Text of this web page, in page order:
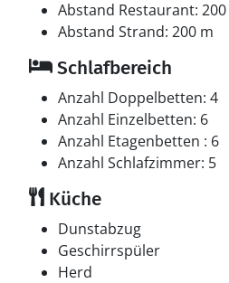
Abstand Restaurant:
Abstand Strand: 200 m
Schlafbereich
Anzahl Doppelbetten: 4
Anzahl Einzelbetten: 6
Anzahl Etagenbetten : 6
Anzahl Schlafzimmer: 5
Küche
Dunstabzug
Geschirrspüler
Herd